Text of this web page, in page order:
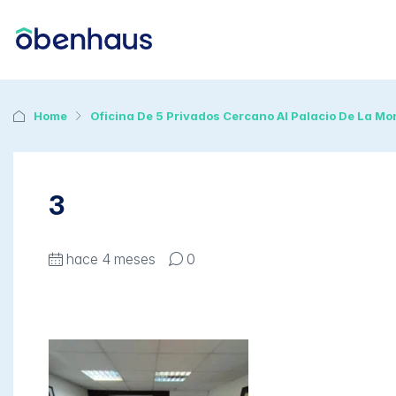
Home Oficina De 5 Privados Cercano Al Palacio De La
3
hace 4 meses 0